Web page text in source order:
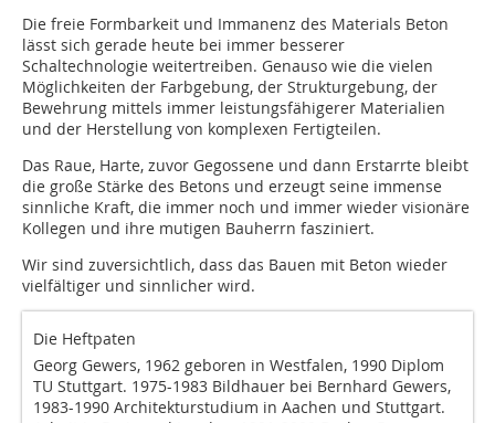
Die freie Formbarkeit und Immanenz des Materials Beton
lässt sich gerade heute bei immer besserer
Schaltechnologie weitertreiben. Genauso wie die vielen
Möglichkeiten der Farbgebung, der Strukturgebung, der
Bewehrung mittels immer leistungsfähigerer Materialien
und der Herstellung von komplexen Fertigteilen.
Das Raue, Harte, zuvor Gegossene und dann Erstarrte bleibt
die große Stärke des Betons und erzeugt seine immense
sinnliche Kraft, die immer noch und immer wieder visionäre
Kollegen und ihre mutigen Bauherrn fasziniert.
Wir sind zuversichtlich, dass das Bauen mit Beton wieder
vielfältiger und sinnlicher wird.
Die Heftpaten
Georg Gewers, 1962 geboren in Westfalen, 1990 Diplom
TU Stuttgart. 1975-1983 Bildhauer bei Bernhard Gewers,
1983-1990 Architekturstudium in Aachen und Stuttgart.